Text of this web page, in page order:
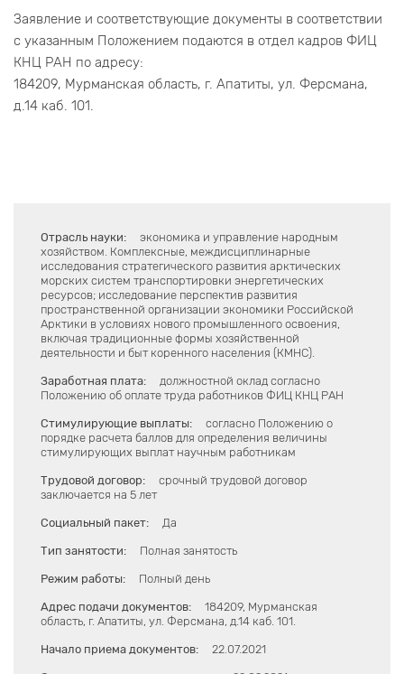
Заявление и соответствующие документы в соответствии
с указанным Положением подаются в отдел кадров ФИЦ
КНЦ РАН по адресу:
184209, Мурманская область, г. Апатиты, ул. Ферсмана,
д.14 каб. 101.
Отрасль науки:
экономика и управление народным
хозяйством. Комплексные, междисциплинарные
исследования стратегического развития арктических
морских систем транспортировки энергетических
ресурсов; исследование перспектив развития
пространственной организации экономики Российской
Арктики в условиях нового промышленного освоения,
включая традиционные формы хозяйственной
деятельности и быт коренного населения (КМНС).
Заработная плата:
должностной оклад согласно
Положению об оплате труда работников ФИЦ КНЦ РАН
Стимулирующие выплаты:
согласно Положению о
порядке расчета баллов для определения величины
стимулирующих выплат научным работникам
Трудовой договор:
срочный трудовой договор
заключается на 5 лет
Социальный пакет: Да
Тип занятости: Полная занятость
Режим работы: Полный день
Адрес подачи документов:
184209, Мурманская
область, г. Апатиты, ул. Ферсмана, д.14 каб. 101.
Начало приема документов: 22.07.2021